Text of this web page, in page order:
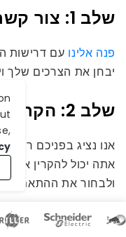
שלב 1: צור קשר
פנה אלינו עם דרישות
יבחן את הצרכים שלך
שלב 2: הקרנה ובחירה
אתה יכול להקרין את
ולבחור את ההתאמה
שלב 3: Onboarding